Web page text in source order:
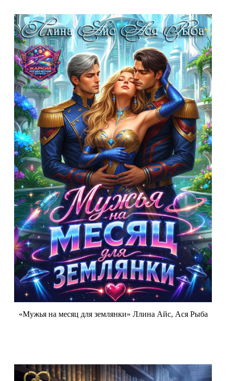
«Мужья на месяц для землянки» Ллина Айс, Ася Рыба